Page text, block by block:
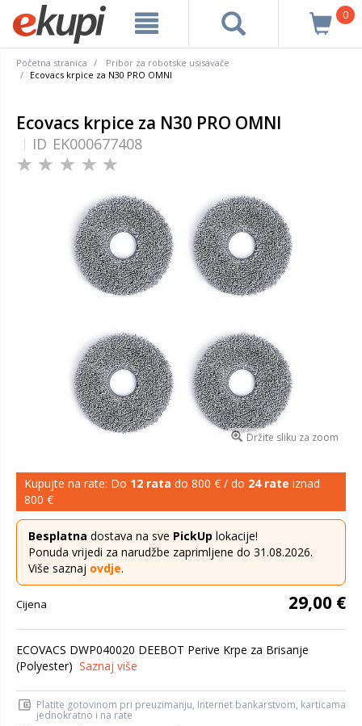
0
Početna stranica
Pribor za robotske usisavače
Ecovacs krpice za N30 PRO OMNI
Ecovacs krpice za N30 PRO OMNI
ID EK000677408
Držite sliku za zoom
Kupujte na rate: Do 12 rata do 800 € / do 24 rate iznad
800 €
Besplatna dostava na sve PickUp lokacije!
Ponuda vrijedi za narudžbe zaprimljene do 31.08.2026.
Više saznaj ovdje.
Cijena 29,00 €
ECOVACS DWP040020 DEEBOT Perive Krpe za Brisanje
(Polyester) Saznaj više
Platite gotovinom pri preuzimanju, Internet bankarstvom, karticama
jednokratno i na rate